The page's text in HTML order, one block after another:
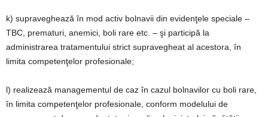
k) supraveghează în mod activ bolnavii din evidenţele speciale –
TBC, prematuri, anemici, boli rare etc. – şi participă la
administrarea tratamentului strict supravegheat al acestora, în
limita competenţelor profesionale;
l) realizează managementul de caz în cazul bolnavilor cu boli rare,
în limita competenţelor profesionale, conform modelului de